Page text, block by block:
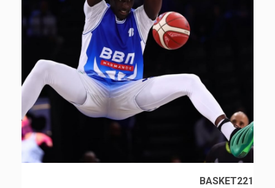
BASKET221